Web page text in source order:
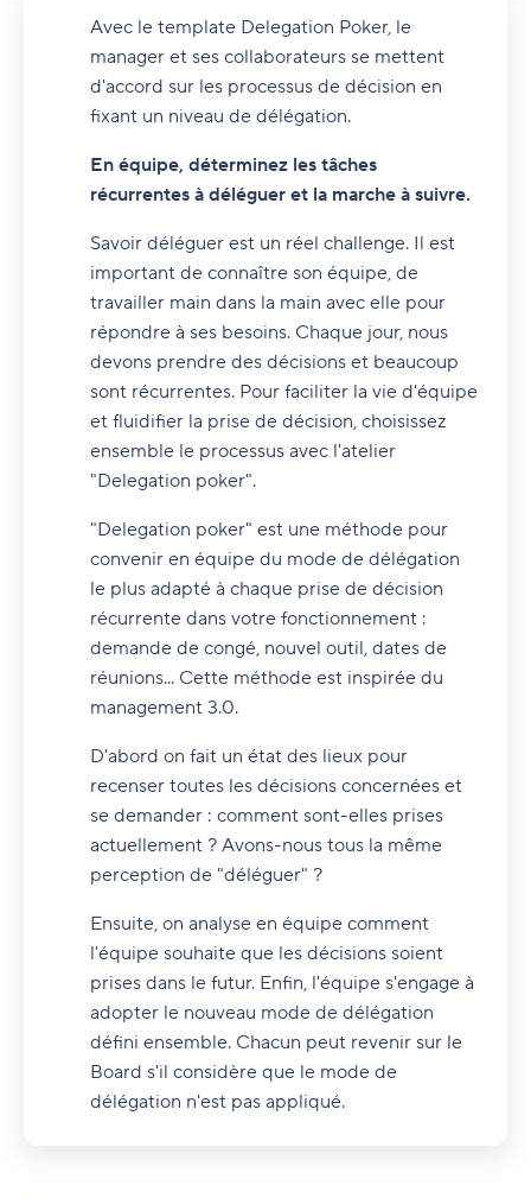
Avec le template Delegation Poker, le
manager et ses collaborateurs se mettent
d'accord sur les processus de décision en
fixant un niveau de délégation.
En équipe, déterminez les tâches
récurrentes à déléguer et la marche à suivre.
Savoir déléguer est un réel challenge. Il est
important de connaître son équipe, de
travailler main dans la main avec elle pour
répondre à ses besoins. Chaque jour, nous
devons prendre des décisions et beaucoup
sont récurrentes. Pour faciliter la vie d'équipe
et fluidifier la prise de décision, choisissez
ensemble le processus avec l'atelier
"Delegation poker".
"Delegation poker" est une méthode pour
convenir en équipe du mode de délégation
le plus adapté à chaque prise de décision
récurrente dans votre fonctionnement :
demande de congé, nouvel outil, dates de
réunions... Cette méthode est inspirée du
management 3.0.
D'abord on fait un état des lieux pour
recenser toutes les décisions concernées et
se demander : comment sont-elles prises
actuellement ? Avons-nous tous la même
perception de "déléguer" ?
Ensuite, on analyse en équipe comment
l'équipe souhaite que les décisions soient
prises dans le futur. Enfin, l'équipe s'engage à
adopter le nouveau mode de délégation
défini ensemble. Chacun peut revenir sur le
Board s'il considère que le mode de
délégation n'est pas appliqué.